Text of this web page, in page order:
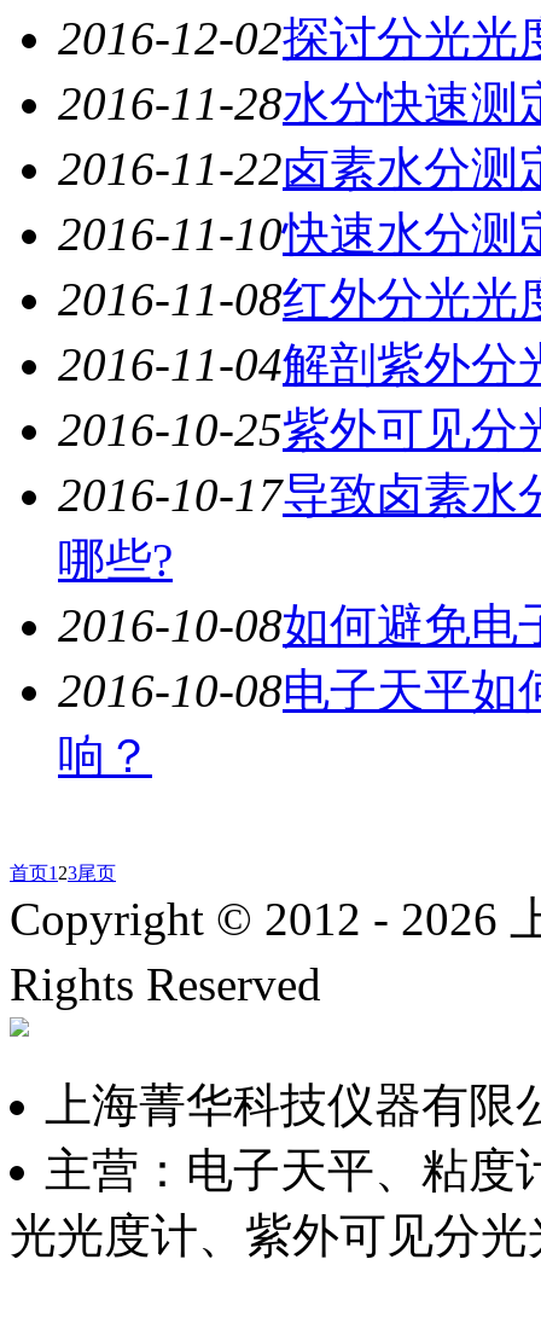
2016-12-02探讨分光光
2016-11-28水分快速测
2016-11-22卤素水分测
2016-11-10快速水分测
2016-11-08红外分光光
2016-11-04解剖紫外分
2016-10-25紫外可见分
2016-10-17导致卤素水
哪些?
2016-10-08如何避免电
2016-10-08电子天平如
响？
首页1 23尾页
Copyright © 2012 - 2026
Rights Reserved
上海菁华科技仪器有
主营：电子天平、粘度
光光度计、紫外可见分光